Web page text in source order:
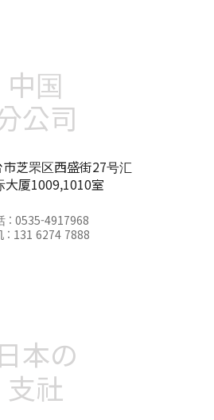
中国
公司
芝罘区西盛街27号汇
大厦1009,1010室
: 0535-4917968
: 131 6274 7888
日本の
支社